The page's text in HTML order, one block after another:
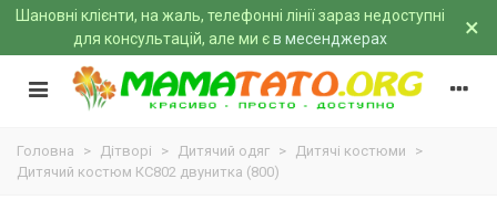
Шановні клієнти, на жаль, телефонні лінії зараз недоступні
для консультацій, але ми єв месенджерах ×
Головна > Дітворі > Дитячий одяг > Дитячі костюми
>
Дитячий костюм КС802 двунитка (800)